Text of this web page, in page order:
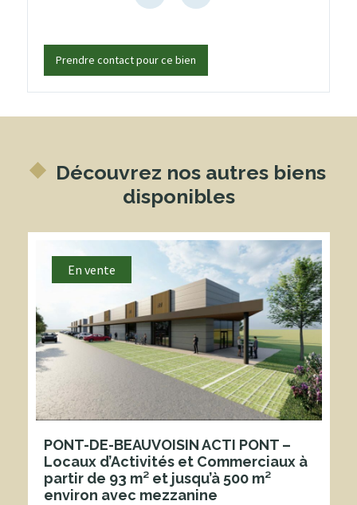
Prendre contact pour ce bien
Découvrez nos autres biens
disponibles
En vente
PONT-DE-BEAUVOISIN ACTI PONT –
Locaux d’Activités et Commerciaux à
partir de 93 m² et jusqu’à 500 m²
environ avec mezzanine